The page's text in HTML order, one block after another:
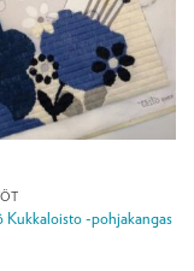
Kukkaloisto -pohjakangas